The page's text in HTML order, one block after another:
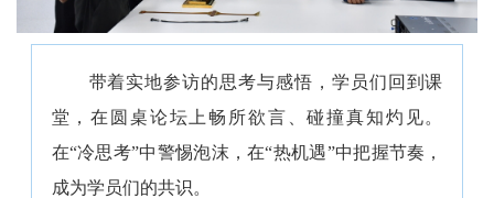
带着实地参访的思考与感悟，学员们回到课
堂，在圆桌论坛上畅所欲言、碰撞真知灼见。
在“冷思考”中警惕泡沫，在“热机遇”中把握节奏，
成为学员们的共识。